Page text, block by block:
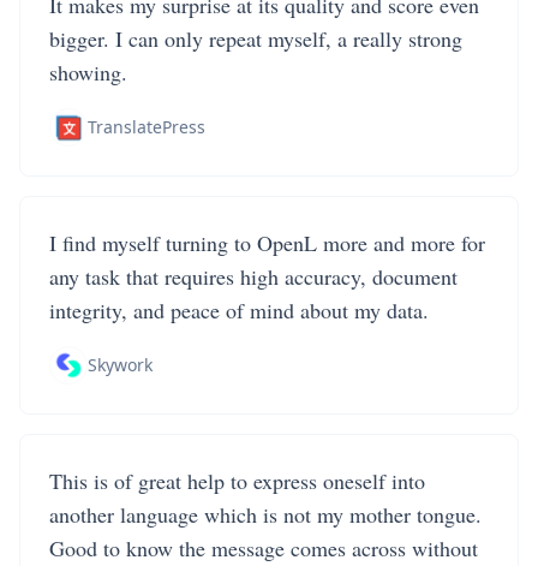
bigger. I can only repeat myself, a really strong
showing.
TranslatePress
I find myself turning to OpenL more and more for
any task that requires high accuracy, document
integrity, and peace of mind about my data.
Skywork
This is of great help to express oneself into
another language which is not my mother tongue.
Good to know the message comes across without